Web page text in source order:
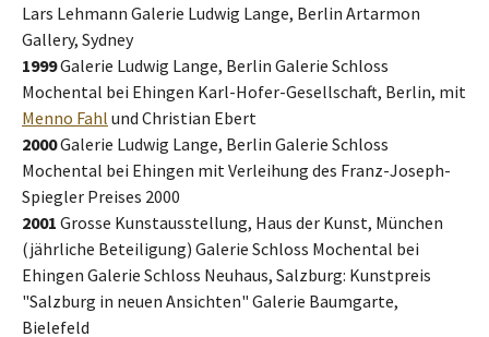
Lars Lehmann Galerie Ludwig Lange, Berlin Artarmon
Gallery, Sydney
1999Galerie Ludwig Lange, Berlin Galerie Schloss
Mochental bei Ehingen Karl-Hofer-Gesellschaft, Berlin, mit
Menno Fahl und Christian Ebert
2000Galerie Ludwig Lange, Berlin Galerie Schloss
Mochental bei Ehingen mit Verleihung des Franz-Joseph-
Spiegler Preises 2000
2001 Grosse Kunstausstellung, Haus der Kunst, München
(jährliche Beteiligung) Galerie Schloss Mochental bei
Ehingen Galerie Schloss Neuhaus, Salzburg: Kunstpreis
"Salzburg in neuen Ansichten" Galerie Baumgarte,
Bielefeld